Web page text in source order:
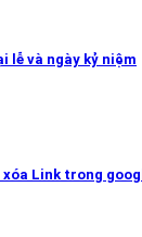
lễ và ngày kỷ niệm
Link trong